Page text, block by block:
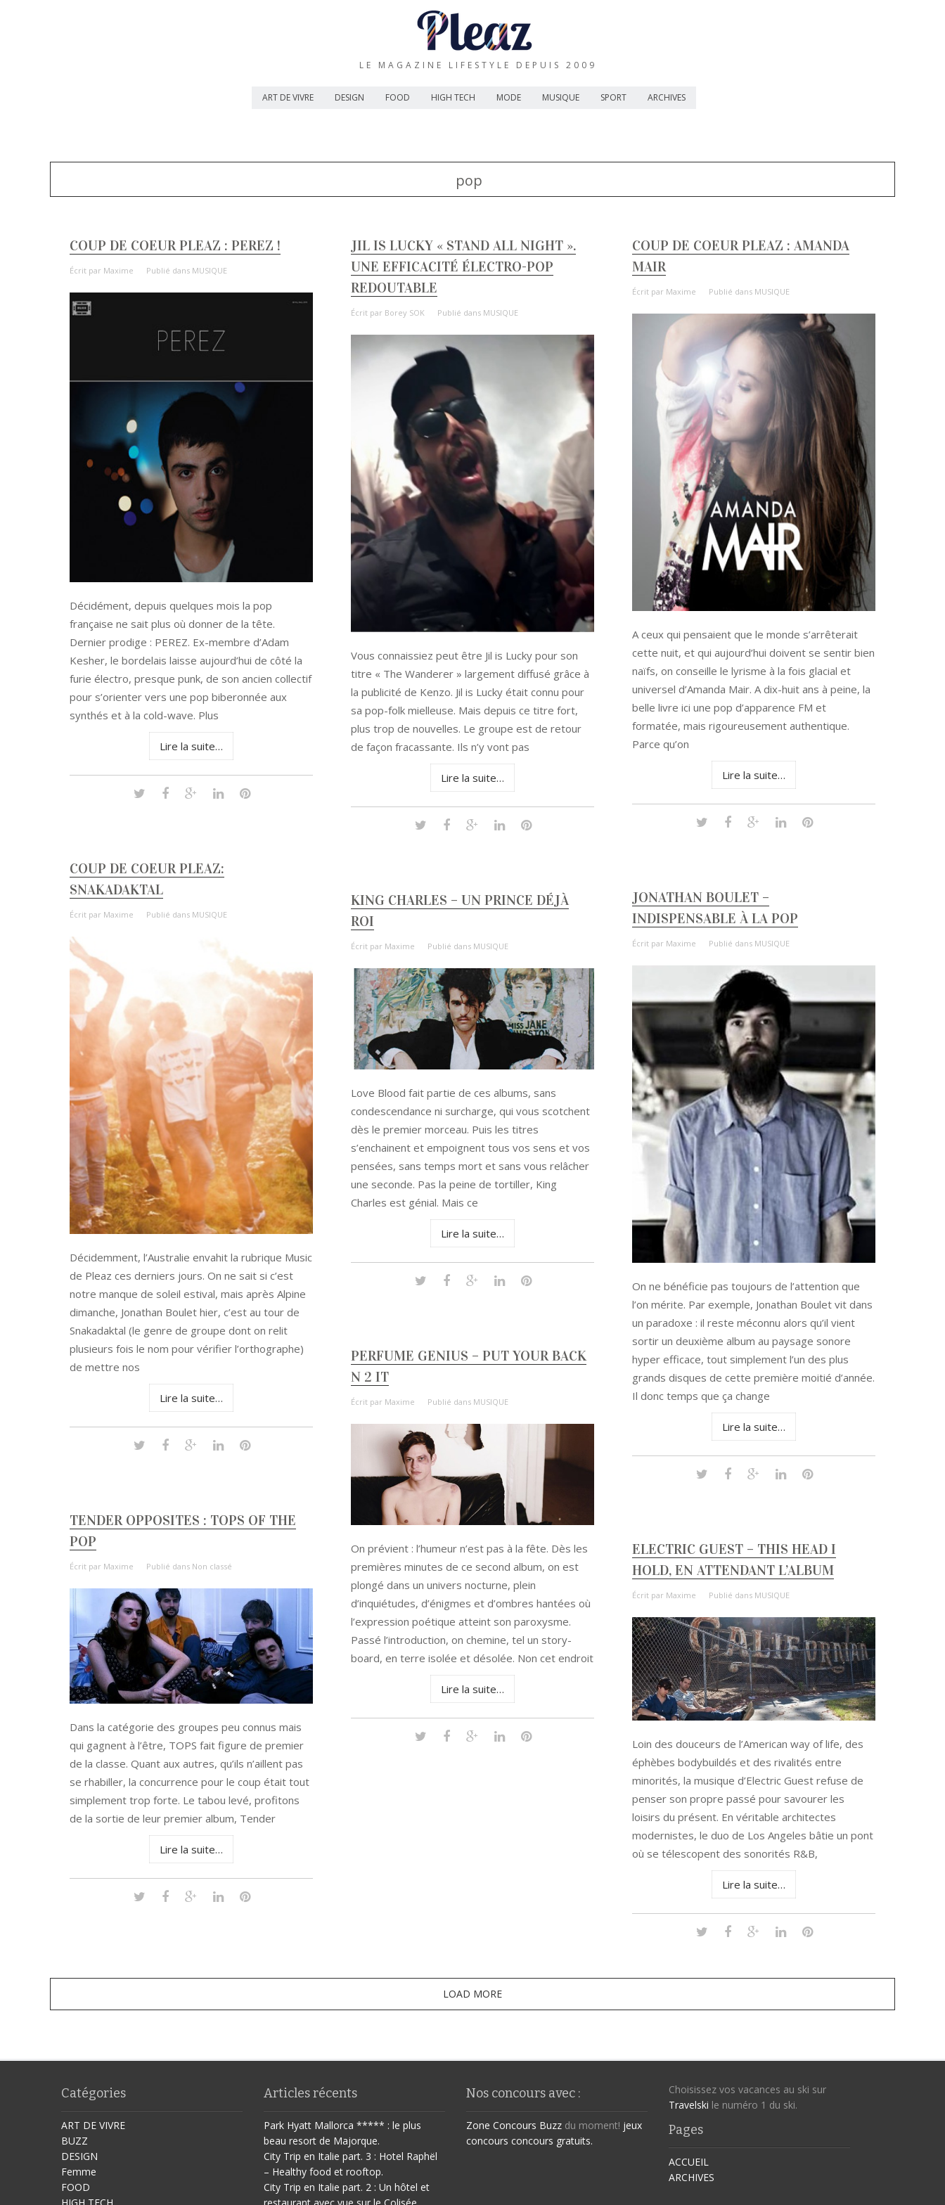
LE MAGAZINE LIFESTYLE DEPUIS 2009
ART DE VIVRE DESIGN FOOD HIGH TECH MODE MUSIQUE SPORT ARCHIVES
pop
COUP DE COEUR PLEAZ : PEREZ !
Écrit par Maxime Publié dans MUSIQUE
Décidément, depuis quelques mois la pop
française ne sait plus où donner de la tête.
Dernier prodige : PEREZ. Ex-membre d’Adam
Kesher, le bordelais laisse aujourd’hui de côté la
furie électro, presque punk, de son ancien collectif
pour s’orienter vers une pop biberonnée aux
synthés et à la cold-wave. Plus
Lire la suite…
JIL IS LUCKY « STAND ALL NIGHT ».
UNE EFFICACITÉ ÉLECTRO-POP
REDOUTABLE
Écrit par Borey SOK Publié dans MUSIQUE
Vous connaissiez peut être Jil is Lucky pour son
titre « The Wanderer » largement diffusé grâce à
la publicité de Kenzo. Jil is Lucky était connu pour
sa pop-folk mielleuse. Mais depuis ce titre fort,
plus trop de nouvelles. Le groupe est de retour
de façon fracassante. Ils n’y vont pas
Lire la suite…
COUP DE COEUR PLEAZ : AMANDA
MAIR
Écrit par Maxime Publié dans MUSIQUE
A ceux qui pensaient que le monde s’arrêterait
cette nuit, et qui aujourd’hui doivent se sentir bien
naïfs, on conseille le lyrisme à la fois glacial et
universel d’Amanda Mair. A dix-huit ans à peine, la
belle livre ici une pop d’apparence FM et
formatée, mais rigoureusement authentique.
Parce qu’on
Lire la suite…
COUP DE COEUR PLEAZ:
SNAKADAKTAL
Écrit par Maxime Publié dans MUSIQUE
Décidemment, l’Australie envahit la rubrique Music
de Pleaz ces derniers jours. On ne sait si c’est
notre manque de soleil estival, mais après Alpine
dimanche, Jonathan Boulet hier, c’est au tour de
Snakadaktal (le genre de groupe dont on relit
plusieurs fois le nom pour vérifier l’orthographe)
de mettre nos
Lire la suite…
JONATHAN BOULET –
INDISPENSABLE À LA POP
Écrit par Maxime Publié dans MUSIQUE
On ne bénéficie pas toujours de l’attention que
l’on mérite. Par exemple, Jonathan Boulet vit dans
un paradoxe : il reste méconnu alors qu’il vient
sortir un deuxième album au paysage sonore
hyper efficace, tout simplement l’un des plus
grands disques de cette première moitié d’année.
Il donc temps que ça change
Lire la suite…
KING CHARLES – UN PRINCE DÉJÀ
ROI
Écrit par Maxime Publié dans MUSIQUE
Love Blood fait partie de ces albums, sans
condescendance ni surcharge, qui vous scotchent
dès le premier morceau. Puis les titres
s’enchainent et empoignent tous vos sens et vos
pensées, sans temps mort et sans vous relâcher
une seconde. Pas la peine de tortiller, King
Charles est génial. Mais ce
Lire la suite…
PERFUME GENIUS – PUT YOUR BACK
N 2 IT
Écrit par Maxime Publié dans MUSIQUE
On prévient : l’humeur n’est pas à la fête. Dès les
premières minutes de ce second album, on est
plongé dans un univers nocturne, plein
d’inquiétudes, d’énigmes et d’ombres hantées où
l’expression poétique atteint son paroxysme.
Passé l’introduction, on chemine, tel un story-
board, en terre isolée et désolée. Non cet endroit
Lire la suite…
TENDER OPPOSITES : TOPS OF THE
POP
Écrit par Maxime Publié dans Non classé
Dans la catégorie des groupes peu connus mais
qui gagnent à l’être, TOPS fait figure de premier
de la classe. Quant aux autres, qu’ils n’aillent pas
se rhabiller, la concurrence pour le coup était tout
simplement trop forte. Le tabou levé, profitons
de la sortie de leur premier album, Tender
Lire la suite…
ELECTRIC GUEST – THIS HEAD I
HOLD, EN ATTENDANT L’ALBUM
Écrit par Maxime Publié dans MUSIQUE
Loin des douceurs de l’American way of life, des
éphèbes bodybuildés et des rivalités entre
minorités, la musique d’Electric Guest refuse de
penser son propre passé pour savourer les
loisirs du présent. En véritable architectes
modernistes, le duo de Los Angeles bâtie un pont
où se télescopent des sonorités R&B,
Lire la suite…
LOAD MORE
Catégories
ART DE VIVRE
BUZZ
DESIGN
Femme
FOOD
Articles récents
Park Hyatt Mallorca ***** : le plus
beau resort de Majorque.
City Trip en Italie part. 3 : Hotel Raphël
– Healthy food et rooftop.
City Trip en Italie part. 2 : Un hôtel et
Nos concours avec :
Zone Concours Buzz du moment! jeux
concours concours gratuits.
Choisissez vos vacances au ski sur
Travelski le numéro 1 du ski.
Pages
ACCUEIL
ARCHIVES